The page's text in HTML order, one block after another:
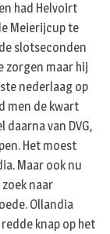
had Helvoirt
Meierijcup te
slotseconden
zorgen maar hij
nederlaag op
men de kwart
van DVG,
Het moest
Maar ook nu
naar
Ollandia
knap op het